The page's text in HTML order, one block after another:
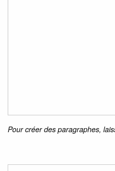
Pour créer des paragraphes,